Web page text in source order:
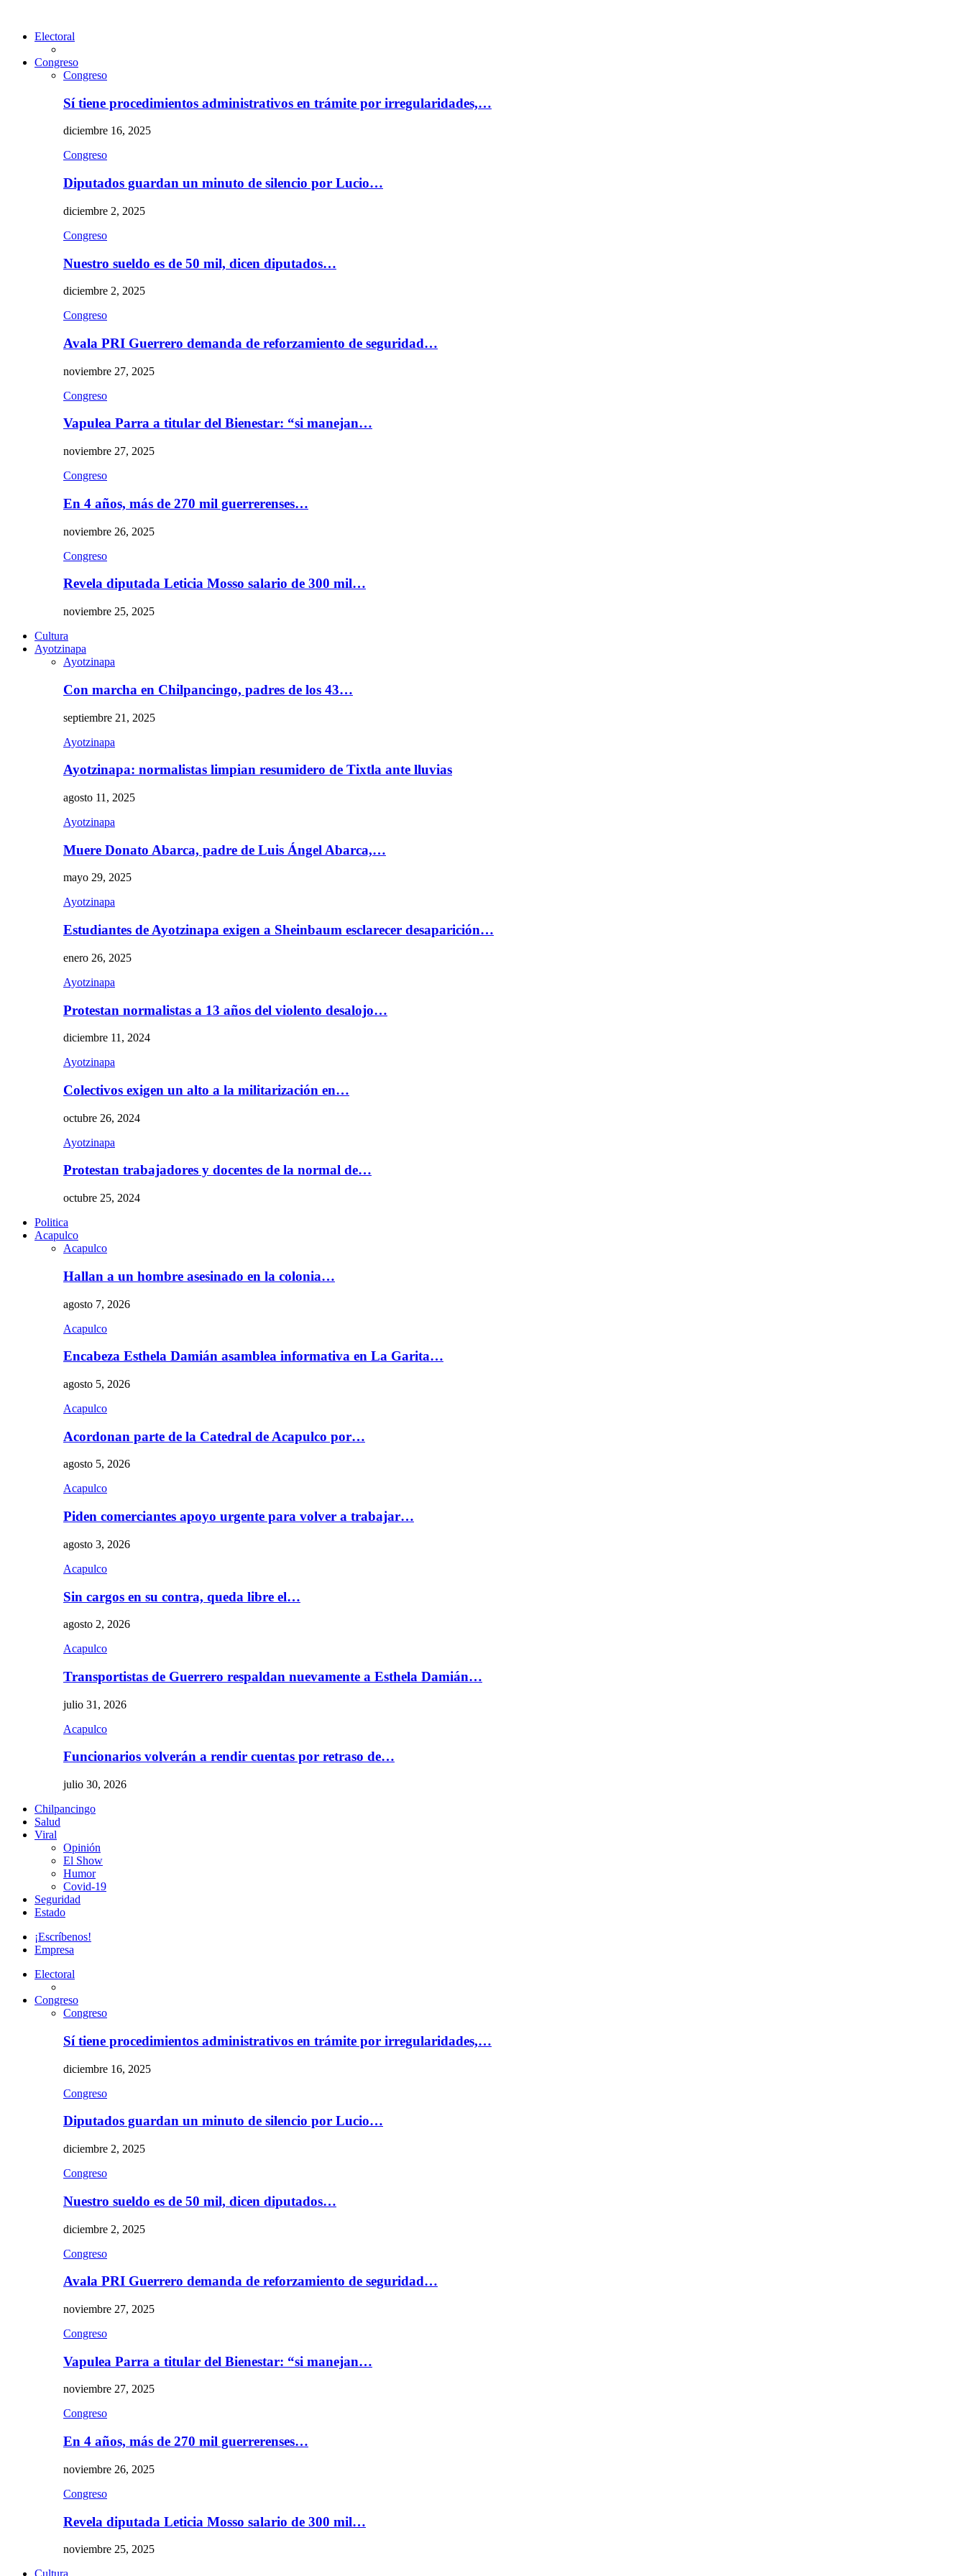
Electoral
Congreso
Congreso
Sí tiene procedimientos administrativos en trámite por irregularidades,…
diciembre 16, 2025
Congreso
Diputados guardan un minuto de silencio por Lucio…
diciembre 2, 2025
Congreso
Nuestro sueldo es de 50 mil, dicen diputados…
diciembre 2, 2025
Congreso
Avala PRI Guerrero demanda de reforzamiento de seguridad…
noviembre 27, 2025
Congreso
Vapulea Parra a titular del Bienestar: “si manejan…
noviembre 27, 2025
Congreso
En 4 años, más de 270 mil guerrerenses…
noviembre 26, 2025
Congreso
Revela diputada Leticia Mosso salario de 300 mil…
noviembre 25, 2025
Cultura
Ayotzinapa
Ayotzinapa
Con marcha en Chilpancingo, padres de los 43…
septiembre 21, 2025
Ayotzinapa
Ayotzinapa: normalistas limpian resumidero de Tixtla ante lluvias
agosto 11, 2025
Ayotzinapa
Muere Donato Abarca, padre de Luis Ángel Abarca,…
mayo 29, 2025
Ayotzinapa
Estudiantes de Ayotzinapa exigen a Sheinbaum esclarecer desaparición…
enero 26, 2025
Ayotzinapa
Protestan normalistas a 13 años del violento desalojo…
diciembre 11, 2024
Ayotzinapa
Colectivos exigen un alto a la militarización en…
octubre 26, 2024
Ayotzinapa
Protestan trabajadores y docentes de la normal de…
octubre 25, 2024
Politica
Acapulco
Acapulco
Hallan a un hombre asesinado en la colonia…
agosto 7, 2026
Acapulco
Encabeza Esthela Damián asamblea informativa en La Garita…
agosto 5, 2026
Acapulco
Acordonan parte de la Catedral de Acapulco por…
agosto 5, 2026
Acapulco
Piden comerciantes apoyo urgente para volver a trabajar…
agosto 3, 2026
Acapulco
Sin cargos en su contra, queda libre el…
agosto 2, 2026
Acapulco
Transportistas de Guerrero respaldan nuevamente a Esthela Damián…
julio 31, 2026
Acapulco
Funcionarios volverán a rendir cuentas por retraso de…
julio 30, 2026
Chilpancingo
Salud
Viral
Opinión
El Show
Humor
Covid-19
Seguridad
Estado
¡Escríbenos!
Empresa
Electoral
Congreso
Congreso
Sí tiene procedimientos administrativos en trámite por irregularidades,…
diciembre 16, 2025
Congreso
Diputados guardan un minuto de silencio por Lucio…
diciembre 2, 2025
Congreso
Nuestro sueldo es de 50 mil, dicen diputados…
diciembre 2, 2025
Congreso
Avala PRI Guerrero demanda de reforzamiento de seguridad…
noviembre 27, 2025
Congreso
Vapulea Parra a titular del Bienestar: “si manejan…
noviembre 27, 2025
Congreso
En 4 años, más de 270 mil guerrerenses…
noviembre 26, 2025
Congreso
Revela diputada Leticia Mosso salario de 300 mil…
noviembre 25, 2025